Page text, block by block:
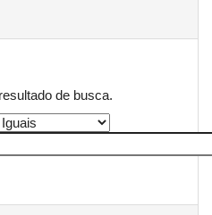
de busca.